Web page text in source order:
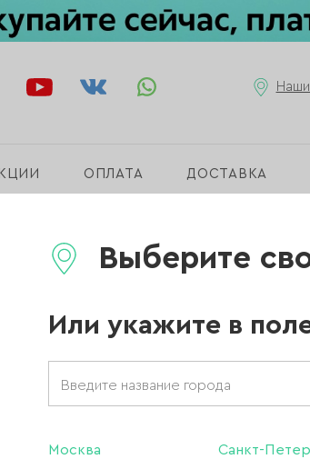
Выберите
Или укажите в
Москва Санкт-
ОПЛАТА ДОСТАВКА
для